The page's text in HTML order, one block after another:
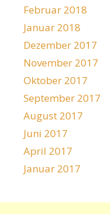
Februar 2018
Januar 2018
Dezember 2017
November 2017
Oktober 2017
September 2017
August 2017
Juni 2017
April 2017
Januar 2017